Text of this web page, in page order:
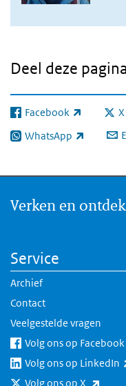
Deel deze pagina
Facebook
(externe link) X
WhatsApp
(externe link)
Verken en
Service
Archief
Contact
Veelgestelde vragen
Volg ons op Facebook
Volg ons op LinkedIn
Volg ons op X